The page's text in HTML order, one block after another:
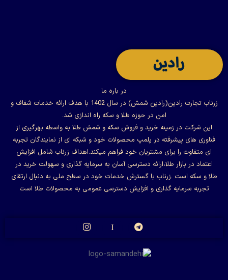
در باره ما
زرناب تجارت رادین(رادین شمش) در سال 1402 با هدف ارائه خدمات شفاف و
امن در حوزه طلا و سکه راه اندازی شد.
این شرکت در زمینه خرید و فروش سکه و شمش طلا به واسطه بهرگیری از
فناوری های پیشرفته در پلمپ محصولات خود و شبکه ای از نمایندگان تجربه
ای متفاوت را برای مشتریان خود فراهم میکند.اهداف زرناب شامل افزایش
اعتماد در بازار طلا،ارائه دسترسی آسان به سرمایه گذاری و سهولت خرید در
طلا و سکه است .زرناب با گسترش خدمات خود در سطح ملی به دنبال ارتقای
تجربه سرمایه گذاری و افزایش دسترسی عمومی به محصولات طلا است